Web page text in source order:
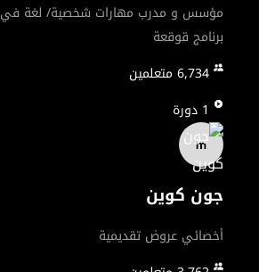
مؤسس و مدرب مهارات شخصية/ لغة في
برنامج قوقعة
6,734متعلمين
1 دورة
جون كوين
أخصائي عروض تقديمية